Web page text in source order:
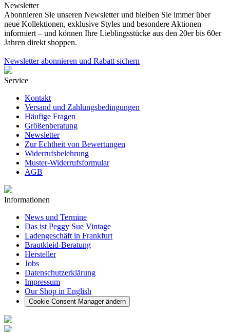
Newsletter
Abonnieren Sie unseren Newsletter und bleiben Sie immer über
neue Kollektionen, exklusive Styles und besondere Aktionen
informiert – und können Ihre Lieblingsstücke aus den 20er bis 60er
Jahren direkt shoppen.
Newsletter abonnieren und Rabatt sichern
Service
Kontakt
Versand und Zahlungsbedingungen
Häufige Fragen
Größenberatung
Newsletter
Zur Echtheit von Bewertungen
Widerrufsbelehrung
Muster-Widerrufsformular
AGB
Informationen
News und Termine
Das ist Peggy Sue Vintage
Ladengeschäft in Frankfurt
Brautkleid-Beratung
Hersteller
Jobs
Datenschutzerklärung
Impressum
Our Shop in English
Cookie Consent Manager ändern